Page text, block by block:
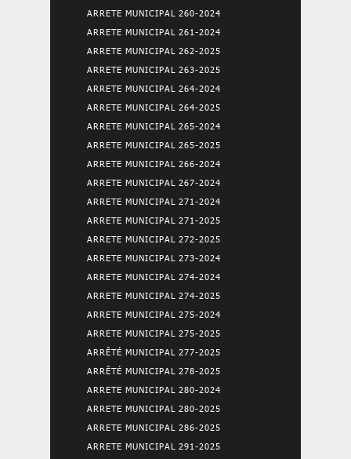
ARRETE MUNICIPAL 260-2024
ARRETE MUNICIPAL 261-2024
ARRETE MUNICIPAL 262-2025
ARRETE MUNICIPAL 263-2025
ARRETE MUNICIPAL 264-2024
ARRETE MUNICIPAL 264-2025
ARRETE MUNICIPAL 265-2024
ARRETE MUNICIPAL 265-2025
ARRETE MUNICIPAL 266-2024
ARRETE MUNICIPAL 267-2024
ARRETE MUNICIPAL 271-2024
ARRETE MUNICIPAL 271-2025
ARRETE MUNICIPAL 272-2025
ARRETE MUNICIPAL 273-2024
ARRETE MUNICIPAL 274-2024
ARRETE MUNICIPAL 274-2025
ARRETE MUNICIPAL 275-2024
ARRETE MUNICIPAL 275-2025
ARRÊTÉ MUNICIPAL 277-2025
ARRÊTÉ MUNICIPAL 278-2025
ARRETE MUNICIPAL 280-2024
ARRETE MUNICIPAL 280-2025
ARRETE MUNICIPAL 286-2025
ARRETE MUNICIPAL 291-2025